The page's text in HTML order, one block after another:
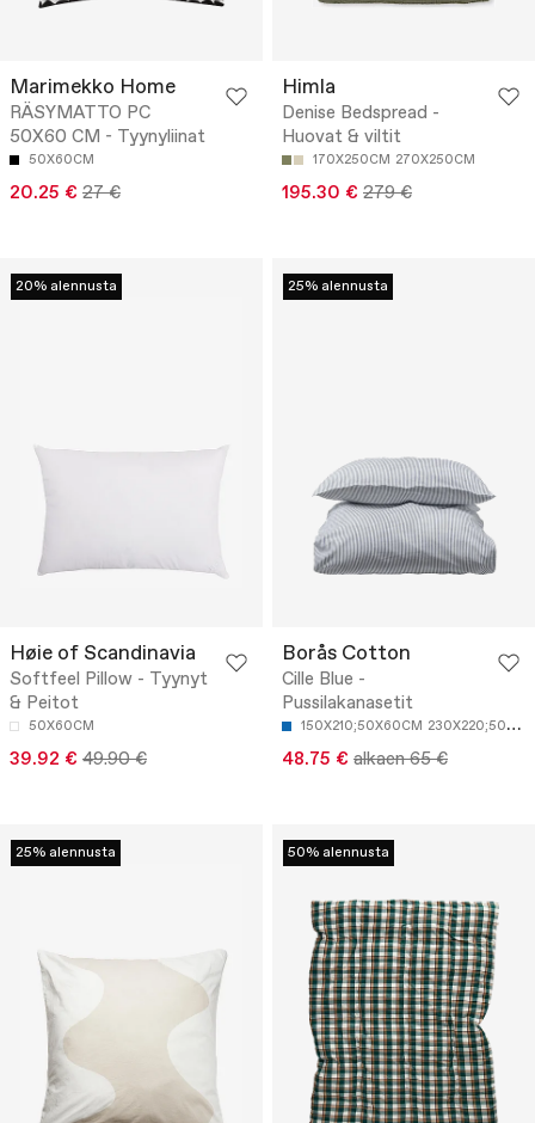
Marimekko Home
RÄSYMATTO PC
50X60 CM - Tyynyliinat
50X60CM
20.25 € 27 €
Himla
Denise Bedspread -
Huovat & viltit
170X250CM 270X250CM
195.30 € 279 €
20% alennusta
Høie of Scandinavia
Softfeel Pillow - Tyynyt
& Peitot
50X60CM
39.92 € 49.90 €
25% alennusta
Borås Cotton
Cille Blue -
Pussilakanasetit
150X210;50X60CM 230X220;50X60CM
48.75 € alkaen 65 €
25% alennusta 50% alennusta